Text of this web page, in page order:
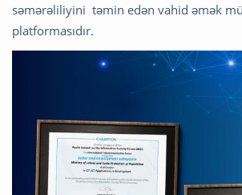
səmərəliliyini təmin edən vahid əmək
platformasıdır.